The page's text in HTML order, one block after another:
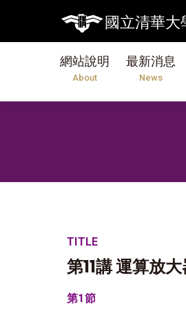
國立清華大
網站說明
About
最新消息
News
TITLE
第11講 運算放
第1節